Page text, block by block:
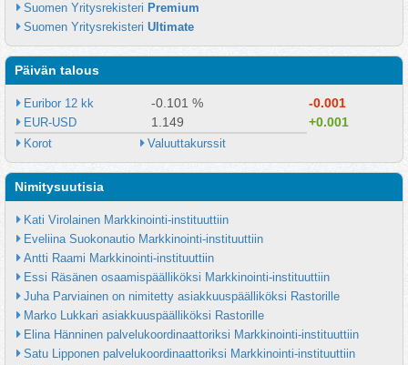
Suomen Yritysrekisteri Premium
Suomen Yritysrekisteri Ultimate
Päivän talous
Euribor 12 kk -0.101 % -0.001
EUR-USD 1.149 +0.001
Korot Valuuttakurssit
Nimitysuutisia
Kati Virolainen Markkinointi-instituuttiin
Eveliina Suokonautio Markkinointi-instituuttiin
Antti Raami Markkinointi-instituuttiin
Essi Räsänen osaamispäälliköksi Markkinointi-instituuttiin
Juha Parviainen on nimitetty asiakkuuspäälliköksi Rastorille
Marko Lukkari asiakkuuspäälliköksi Rastorille
Elina Hänninen palvelukoordinaattoriksi Markkinointi-instituuttiin
Satu Lipponen palvelukoordinaattoriksi Markkinointi-instituuttiin